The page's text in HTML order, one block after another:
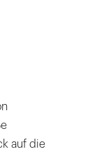
auf die